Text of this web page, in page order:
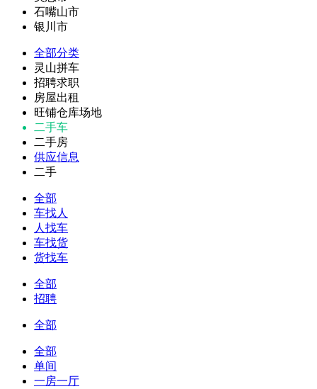
石嘴山市
银川市
全部分类
灵山拼车
招聘求职
房屋出租
旺铺仓库场地
二手车
二手房
供应信息
二手
全部
车找人
人找车
车找货
货找车
全部
招聘
全部
全部
单间
一房一厅